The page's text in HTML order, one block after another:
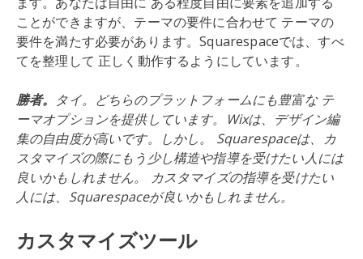
ことができますが、テーマの要件に合わせて テーマの
要件を満たす必要があります。Squarespaceでは、すべ
てを整理して 正しく動作するようにしています。
勝者。 タイ。どちらのプラットフォームにも豊富な テ
ーマオプションを提供しています。Wixは、デザイン編
集の自由度が高いです。しかし。 Squarespaceは、カ
スタマイズの際にもう少し構造や指導を受けたい人には
良いかもしれません。 カスタマイズの指導を受けたい
人には、Squarespaceが良いかもしれません。
カスタマイズツール